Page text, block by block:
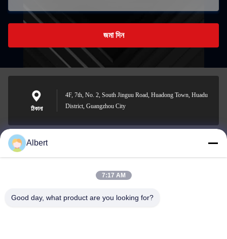
জমা দিন
ঠিকানা
4F, 7th, No. 2, South Jinguu Road, Huadong Town, Huadu
District, Guangzhou City
james@yimiautoparts.com
Albert
7:17 AM
Good day, what product are you looking for?